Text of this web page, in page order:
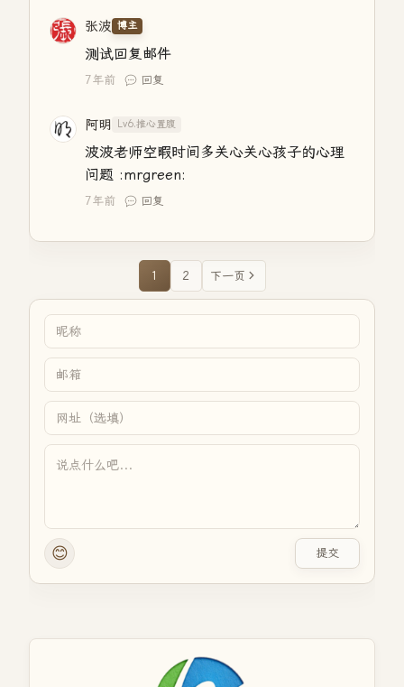
张波 博主
测试回复邮件
7年前 回复
阿明 Lv6.推心置腹
波波老师空暇时间多关心关心孩子的心理
问题 :mrgreen:
7年前 回复
1 2 下一页
😊 提交